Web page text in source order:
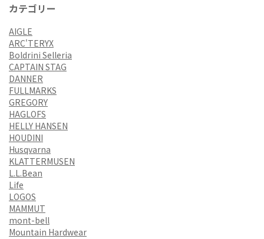
カテゴリー
AIGLE
ARC'TERYX
Boldrini Selleria
CAPTAIN STAG
DANNER
FULLMARKS
GREGORY
HAGLOFS
HELLY HANSEN
HOUDINI
Husqvarna
KLATTERMUSEN
L.L.Bean
Life
LOGOS
MAMMUT
mont-bell
Mountain Hardwear